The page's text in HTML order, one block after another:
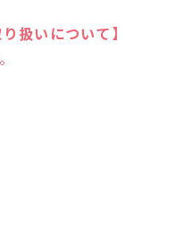
扱いについて】